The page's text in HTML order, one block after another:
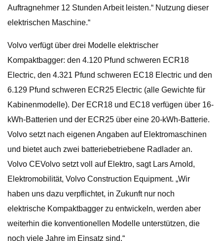
Auftragnehmer 12 Stunden Arbeit leisten.“ Nutzung dieser
elektrischen Maschine.“
Volvo verfügt über drei Modelle elektrischer
Kompaktbagger: den 4.120 Pfund schweren ECR18
Electric, den 4.321 Pfund schweren EC18 Electric und den
6.129 Pfund schweren ECR25 Electric (alle Gewichte für
Kabinenmodelle). Der ECR18 und EC18 verfügen über 16-
kWh-Batterien und der ECR25 über eine 20-kWh-Batterie.
Volvo setzt nach eigenen Angaben auf Elektromaschinen
und bietet auch zwei batteriebetriebene Radlader an.
Volvo CEVolvo setzt voll auf Elektro, sagt Lars Arnold,
Elektromobilität, Volvo Construction Equipment. „Wir
haben uns dazu verpflichtet, in Zukunft nur noch
elektrische Kompaktbagger zu entwickeln, werden aber
weiterhin die konventionellen Modelle unterstützen, die
noch viele Jahre im Einsatz sind.“